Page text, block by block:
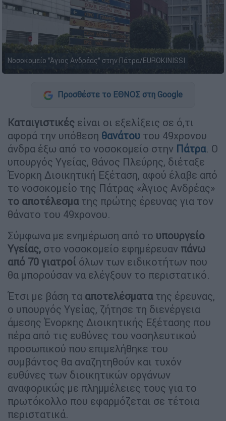
Νοσοκομείο "Άγιος Ανδρέας" στην Πάτρα/EUROKINISSI
Προσθέστε το ΕΘΝΟΣ στη Google
Καταιγιστικές είναι οι εξελίξεις σε ό,τι
αφορά την υπόθεση θανάτου του 49χρονου
άνδρα έξω από το νοσοκομείο στην Πάτρα. Ο
υπουργός Υγείας, Θάνος Πλεύρης, διέταξε
Ένορκη Διοικητική Εξέταση, αφού έλαβε από
το νοσοκομείο της Πάτρας «Άγιος Ανδρέας»
το αποτέλεσματης πρώτης έρευνας για τον
θάνατο του 49χρονου.
Σύμφωνα με ενημέρωση από το υπουργείο
Υγείας, στο νοσοκομείο εφημέρευαν πάνω
από 70 γιατροί όλων των ειδικοτήτων που
θα μπορούσαν να ελέγξουν το περιστατικό.
Έτσι με βάση τα αποτελέσματατης έρευνας,
ο υπουργός Υγείας, ζήτησε τη διενέργεια
άμεσης Ένορκης Διοικητικής Εξέτασης που
πέρα από τις ευθύνες του νοσηλευτικού
προσωπικού που επιμελήθηκε του
συμβάντος θα αναζητηθούν και τυχόν
ευθύνες των διοικητικών οργάνων
αναφορικώς με πλημμέλειες τους για το
πρωτόκολλο που εφαρμόζεται σε τέτοια
περιστατικά.